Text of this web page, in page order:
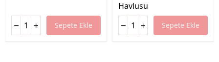
Sepete Ekle
Havlusu
Sepete Ekle